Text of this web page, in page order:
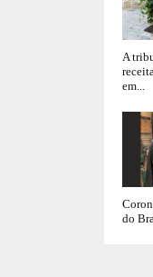
A
em...
do